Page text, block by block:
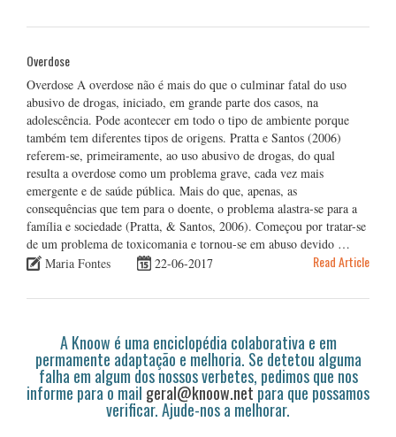
Overdose
Overdose A overdose não é mais do que o culminar fatal do uso
abusivo de drogas, iniciado, em grande parte dos casos, na
adolescência. Pode acontecer em todo o tipo de ambiente porque
também tem diferentes tipos de origens. Pratta e Santos (2006)
referem-se, primeiramente, ao uso abusivo de drogas, do qual
resulta a overdose como um problema grave, cada vez mais
emergente e de saúde pública. Mais do que, apenas, as
consequências que tem para o doente, o problema alastra-se para a
família e sociedade (Pratta, & Santos, 2006). Começou por tratar-se
de um problema de toxicomania e tornou-se em abuso devido …
Maria Fontes
22-06-2017 Read Article
A Knoow é uma enciclopédia colaborativa e em
permamente adaptação e melhoria. Se detetou alguma
falha em algum dos nossos verbetes, pedimos que nos
informe para o mail geral@knoow.netpara que possamos
verificar. Ajude-nos a melhorar.